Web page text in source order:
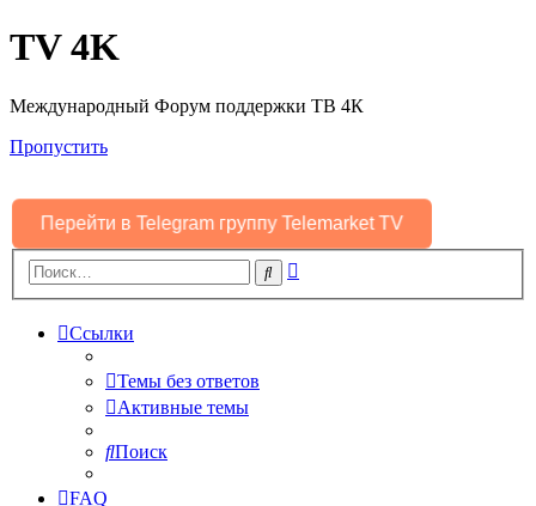
TV 4K
Международный Форум поддержки ТВ 4К
Пропустить
Перейти в Telegram группу Telemarket TV
Поиск
Ссылки
Темы без ответов
Активные темы
Поиск
FAQ